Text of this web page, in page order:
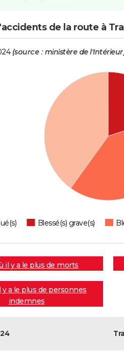
de la route à
(source : ministère de
Blessé(s) grave(s)
il y a le plus de morts
y a le plus de personnes
indemnes